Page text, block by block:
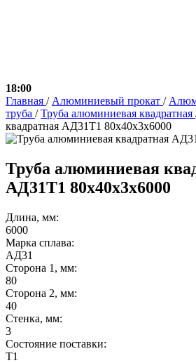
18:00
Главная / Алюминиевый прокат /
труба / Труба алюминиевая квадратная
квадратная АД31Т1 80х40х3х6000
Труба алюминиевая
АД31Т1 80х40х3х6000
Длина, мм:
6000
Марка сплава:
АД31
Сторона 1, мм:
80
Сторона 2, мм:
40
Стенка, мм:
3
Состояние поставки:
Т1